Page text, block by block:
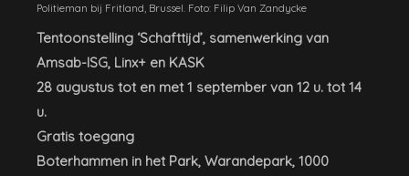
Politieman bij Fritland, Brussel. Foto: Filip Van Zandycke
Tentoonstelling ‘Schafttijd’, samenwerking van
Amsab-ISG, Linx+ en KASK
28 augustus tot en met 1 september van 12 u. tot 14
u.
Gratis toegang
Boterhammen in het Park, Warandepark, 1000